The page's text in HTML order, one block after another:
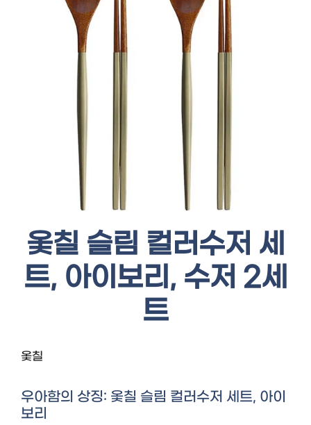
옻칠 슬림 컬러수저 세
트, 아이보리, 수저 2세
트
옻칠
우아함의 상징: 옻칠 슬림 컬러수저 세트, 아이
보리